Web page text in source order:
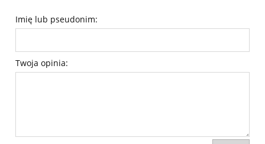
Imię lub pseudonim:
Twoja opinia: